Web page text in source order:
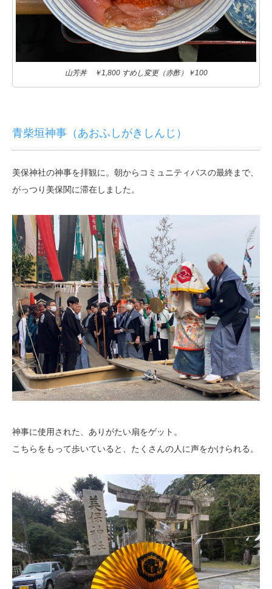
山芳丼 ￥1,800 すめし変更（赤酢）￥100
青柴垣神事（あおふしがきしんじ）
美保神社の神事を拝観に。朝からコミュニティバスの最終まで、
がっつり美保関に滞在しました。
神事に使用された、ありがたい扇をゲット。
こちらをもって歩いていると、たくさんの人に声をかけられる。